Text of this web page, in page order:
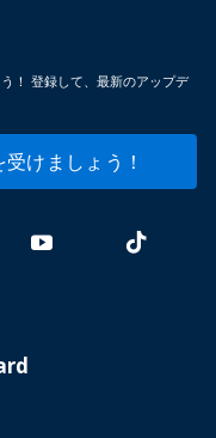
！ 登録して、最新のアップデ
けましょう！